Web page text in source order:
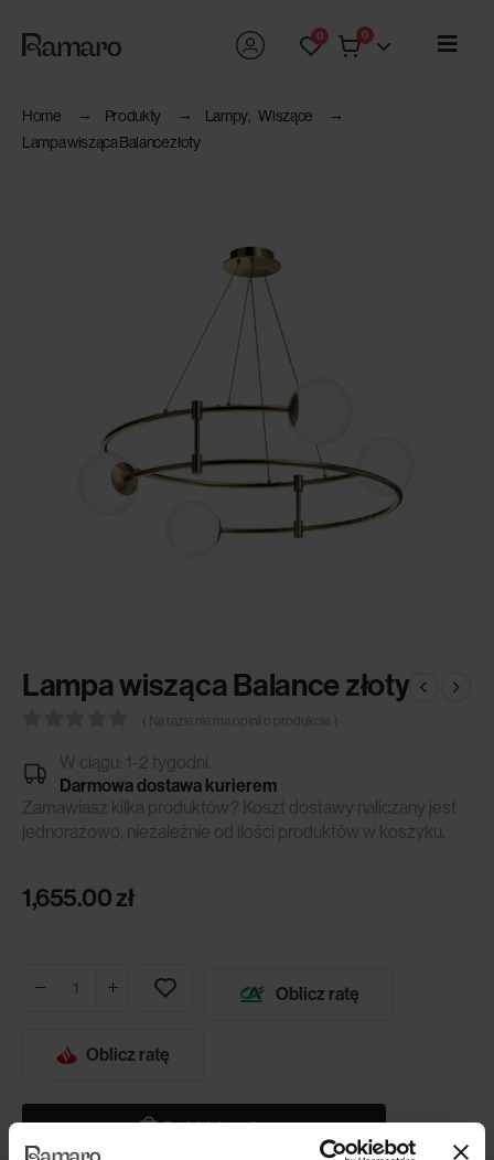
0 0
Home Produkty Lampy Wiszące
Lampa wisząca Balance złoty
Lampa wisząca Balance złoty
( Na razie nie ma opinii o produkcie. )
W ciągu: 1-2 tygodni.
Darmowa dostawa kurierem
Zamawiasz kilka produktów? Koszt dostawy naliczany jest
jednorazowo, niezależnie od ilości produktów w koszyku.
1,655.00zł
Oblicz ratę
Oblicz ratę
Dodaj do koszyka